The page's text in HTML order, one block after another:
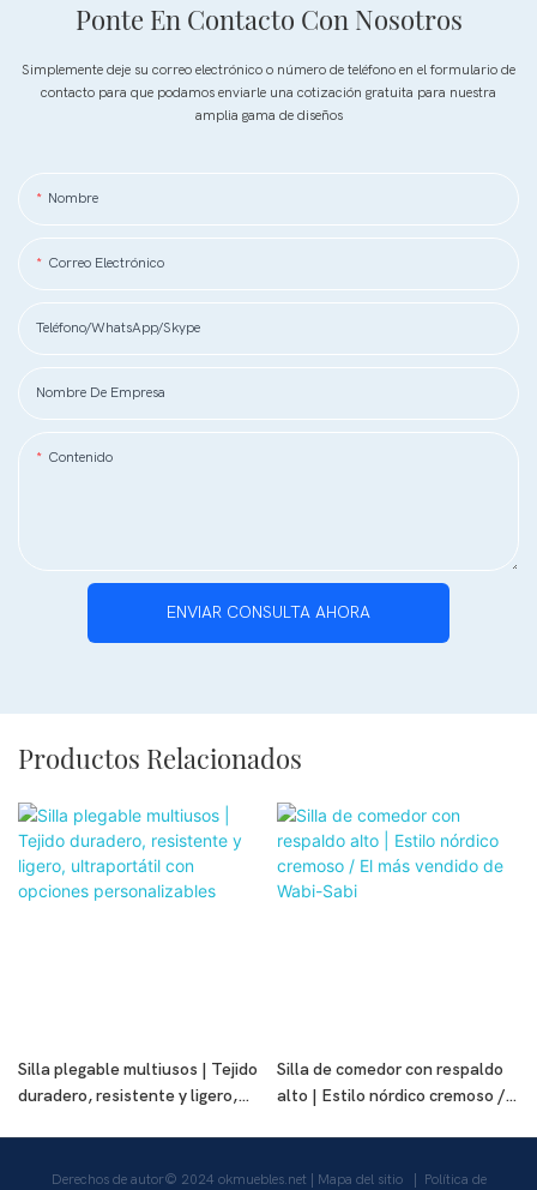
Ponte En Contacto Con Nosotros
Simplemente deje su correo electrónico o número de teléfono en el formulario de
contacto para que podamos enviarle una cotización gratuita para nuestra
amplia gama de diseños
Nombre
Correo Electrónico
Teléfono/WhatsApp/Skype
Nombre De Empresa
Contenido
ENVIAR CONSULTA AHORA
Productos Relacionados
Silla plegable multiusos | Tejido
duradero, resistente y ligero,
Silla de comedor con respaldo
alto | Estilo nórdico cremoso /
Derechos de autor© 2024 okmuebles.net Mapa del sitio Política de